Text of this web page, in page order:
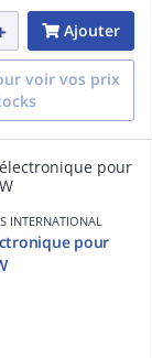
Ajouter
voir vos prix
INTERNATIONAL
pour